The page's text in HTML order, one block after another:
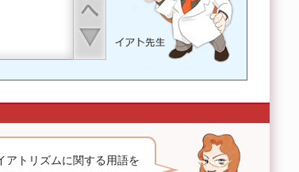
アトリズムに関する用語を